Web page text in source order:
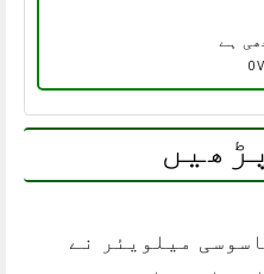
ہے
0
میلویئر نے